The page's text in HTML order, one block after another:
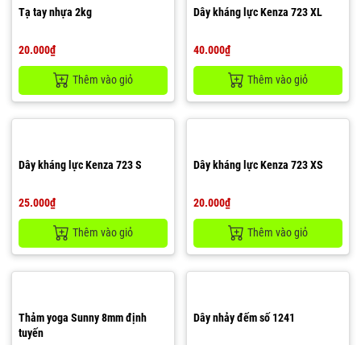
Tạ tay nhựa 2kg
20.000₫
Thêm vào giỏ
Dây kháng lực Kenza 723 XL
40.000₫
Thêm vào giỏ
Dây kháng lực Kenza 723 S
25.000₫
Thêm vào giỏ
Dây kháng lực Kenza 723 XS
20.000₫
Thêm vào giỏ
Thảm yoga Sunny 8mm định
tuyến
Dây nhảy đếm số 1241